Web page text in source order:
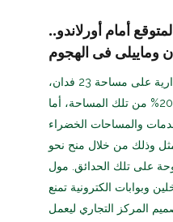
أمام أورلاندو..
فى الهجوم
يمتد كمبوند كارديا العاصمة الإدارية على مساحة 23 فدان،
وقد تم البناء على ما يعادل 20% من تلك المساحة، أما
والمساحات الخضراء
وذلك من خلال منح نحو
على تلك الحدائق. مول
وبوابات الكترونية تمنع
المركز التجاري ليعمل